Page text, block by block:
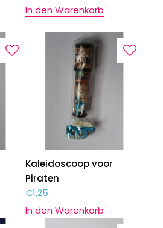
In den Warenkorb
Kaleidoscoop voor
Piraten
€1,25
In den Warenkorb